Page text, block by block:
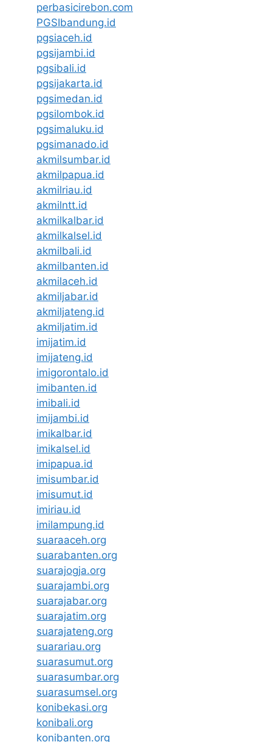
perbasicirebon.com
PGSIbandung.id
pgsiaceh.id
pgsijambi.id
pgsibali.id
pgsijakarta.id
pgsimedan.id
pgsilombok.id
pgsimaluku.id
pgsimanado.id
akmilsumbar.id
akmilpapua.id
akmilriau.id
akmilntt.id
akmilkalbar.id
akmilkalsel.id
akmilbali.id
akmilbanten.id
akmilaceh.id
akmiljabar.id
akmiljateng.id
akmiljatim.id
imijatim.id
imijateng.id
imigorontalo.id
imibanten.id
imibali.id
imijambi.id
imikalbar.id
imikalsel.id
imipapua.id
imisumbar.id
imisumut.id
imiriau.id
imilampung.id
suaraaceh.org
suarabanten.org
suarajogja.org
suarajambi.org
suarajabar.org
suarajatim.org
suarajateng.org
suarariau.org
suarasumut.org
suarasumbar.org
suarasumsel.org
konibekasi.org
konibali.org
konibanten.org